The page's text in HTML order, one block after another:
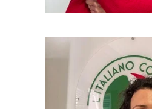
indimenticabili."